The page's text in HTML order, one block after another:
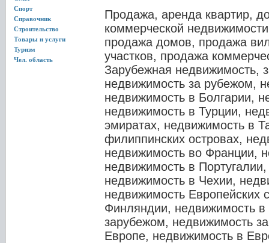
Спорт
Справочник
Строительство
Товары и услуги
Туризм
Чел. область
Продажа, аренда квартир,
коммерческой
продажа домов, продажа
участков, продажа
Зарубежная недвижимость,
недвижимость за рубежом,
недвижимость в Болгарии,
недвижимость в Турции,
эмиратах, недвижимость в
филиппинских островах,
недвижимость во Франции,
недвижимость в
недвижимость в Чехии,
недвижимость Европейских
Финляндии, недвижимость
зарубежом, недвижимость
Европе, недвижимость в